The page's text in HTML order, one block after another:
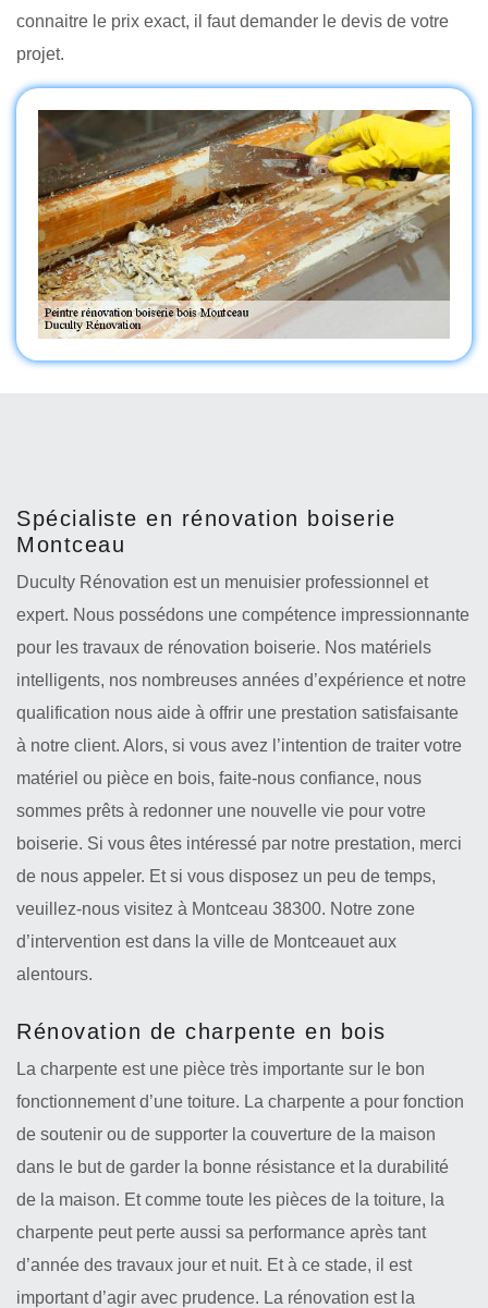
connaitre le prix exact, il faut demander le devis de votre
projet.
Spécialiste en rénovation boiserie
Montceau
Duculty Rénovation est un menuisier professionnel et
expert. Nous possédons une compétence impressionnante
pour les travaux de rénovation boiserie. Nos matériels
intelligents, nos nombreuses années d’expérience et notre
qualification nous aide à offrir une prestation satisfaisante
à notre client. Alors, si vous avez l’intention de traiter votre
matériel ou pièce en bois, faite-nous confiance, nous
sommes prêts à redonner une nouvelle vie pour votre
boiserie. Si vous êtes intéressé par notre prestation, merci
de nous appeler. Et si vous disposez un peu de temps,
veuillez-nous visitez à Montceau 38300. Notre zone
d’intervention est dans la ville de Montceauet aux
alentours.
Rénovation de charpente en bois
La charpente est une pièce très importante sur le bon
fonctionnement d’une toiture. La charpente a pour fonction
de soutenir ou de supporter la couverture de la maison
dans le but de garder la bonne résistance et la durabilité
de la maison. Et comme toute les pièces de la toiture, la
charpente peut perte aussi sa performance après tant
d’année des travaux jour et nuit. Et à ce stade, il est
important d’agir avec prudence. La rénovation est la